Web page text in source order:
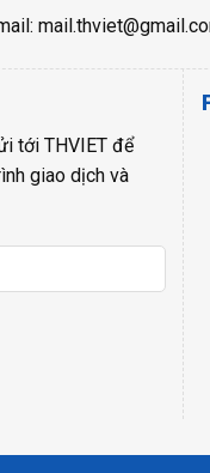
tới THVIET để
giao dịch và